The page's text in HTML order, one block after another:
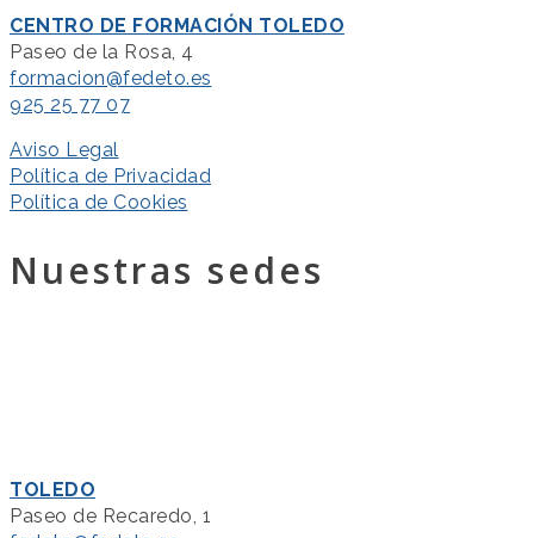
CENTRO DE FORMACIÓN TOLEDO
Paseo de la Rosa, 4
formacion@fedeto.es
925 25 77 07
Aviso Legal
Política de Privacidad
Política de Cookies
Nuestras sedes
TOLEDO
Paseo de Recaredo, 1